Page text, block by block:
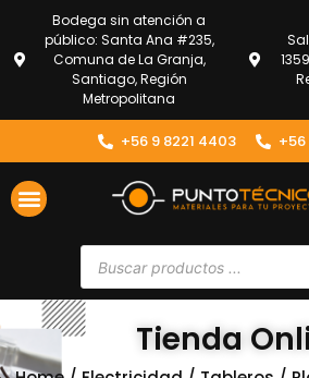
Bodega sin atención a
público: Santa Ana #235,
Comuna de La Granja,
Santiago, Región
Metropolitana
+56 9 8221 4403 +56
Tienda